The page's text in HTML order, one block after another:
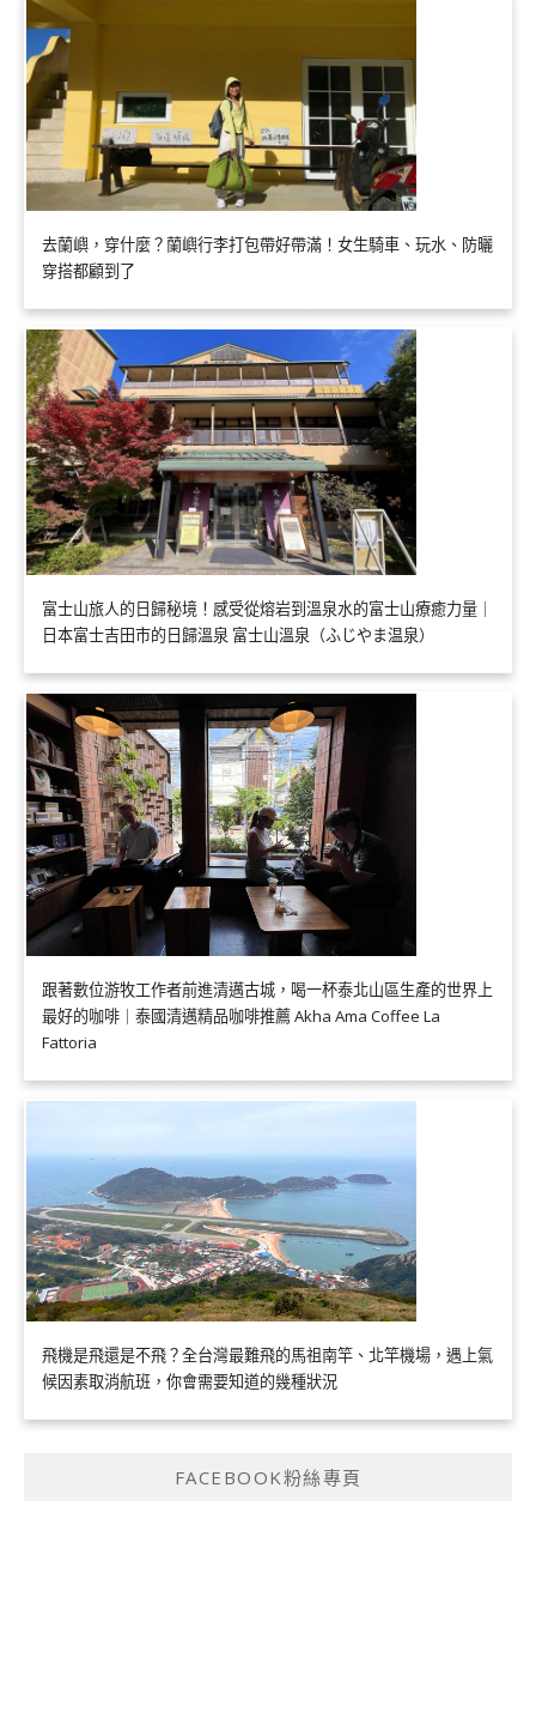
去蘭嶼，穿什麼？蘭嶼行李打包帶好帶滿！女生騎車、玩水、防曬
穿搭都顧到了
富士山旅人的日歸秘境！感受從熔岩到溫泉水的富士山療癒力量｜
日本富士吉田市的日歸溫泉 富士山溫泉（ふじやま温泉）
跟著數位游牧工作者前進清邁古城，喝一杯泰北山區生產的世界上
最好的咖啡｜泰國清邁精品咖啡推薦 Akha Ama Coffee La
Fattoria
飛機是飛還是不飛？全台灣最難飛的馬祖南竿、北竿機場，遇上氣
候因素取消航班，你會需要知道的幾種狀況
FACEBOOK粉絲專頁